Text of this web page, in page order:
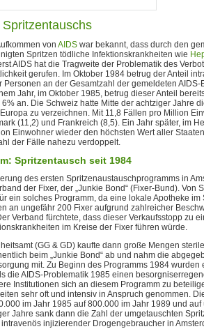
von AIDS war bekannt, dass durch den
Spritzen tödliche Infektionskrankheiten wie
AIDS hat die Tragweite der Problematik des
gerufen. Im Oktober 1984 betrug der Anteil
an der Gesamtzahl der gemeldeten
Jahr, im Oktober 1985, betrug dieser Anteil
an. Die Schweiz hatte Mitte der achtziger Jahre
zu verzeichnen. Mit 11,8 Fällen pro Million
(11,2) und Frankreich (8,5). Ein Jahr später, im
Einwohner wieder den höchsten Wert aller
der Fälle nahezu verdoppelt.
Spritzentausch seit 1984
des ersten Spritzenaustauschprogramms in
der Fixer, der „Junkie Bond“ (Fixer-Bund). Von
ein solches Programm, da eine lokale Apotheke im
an ungefähr 200 Fixer aufgrund zahlreicher
Verband fürchtete, dass dieser Verkaufsstopp zu
im Kreise der Fixer führen würde.
(GG & GD) kaufte dann große Mengen
beim „Junkie Bond“ ab und nahm die
mit. Zu Beginn des Programms 1984 wurden
die AIDS-Problematik 1985 einen
Institutionen sich an diesem Programm zu
sehr oft und intensiv in Anspruch genommen.
im Jahr 1985 auf 800.000 im Jahr 1989 und
Jahre sank dann die Zahl der umgetauschten
injizierender Drogengebraucher in